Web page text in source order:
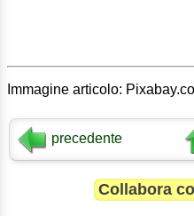
Immagine articolo:
precedente
Collabora